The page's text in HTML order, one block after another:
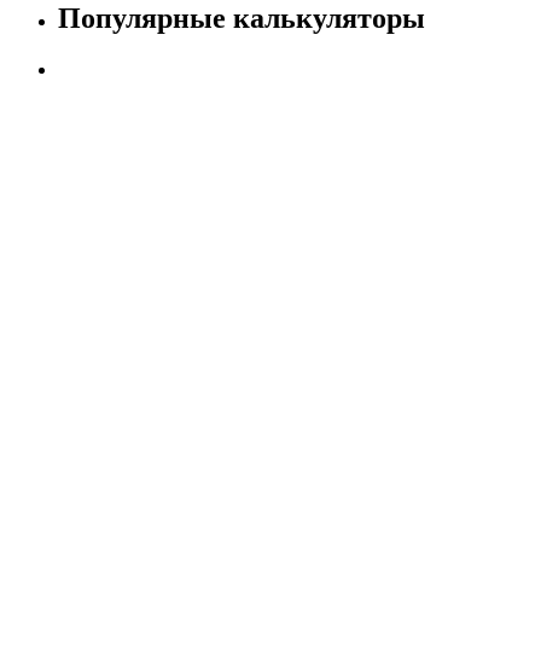
Популярные калькуляторы